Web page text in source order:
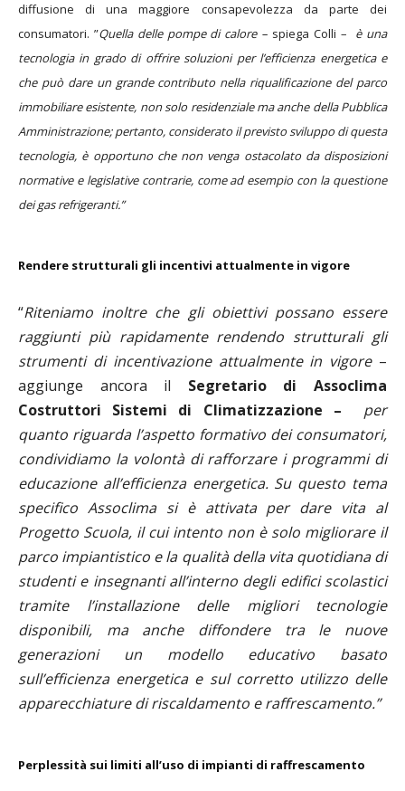
diffusione di una maggiore consapevolezza da parte dei
consumatori. ”Quella delle pompe di calore – spiega Colli –
è una
tecnologia in grado di offrire soluzioni per l’efficienza energetica e
che può dare un grande contributo nella riqualificazione del parco
immobiliare esistente, non solo residenziale ma anche della Pubblica
Amministrazione; pertanto, considerato il previsto sviluppo di questa
tecnologia, è opportuno che non venga ostacolato da disposizioni
normative e legislative contrarie, come ad esempio con la questione
dei gas refrigeranti.”
Rendere strutturali gli incentivi attualmente in vigore
“Riteniamo inoltre che gli obiettivi possano essere
raggiunti più rapidamente rendendo strutturali gli
strumenti di incentivazione attualmente in vigore–
aggiunge ancora il Segretario di Assoclima
Costruttori Sistemi di Climatizzazione –
per
quanto riguarda l’aspetto formativo dei consumatori,
condividiamo la volontà di rafforzare i programmi di
educazione all’efficienza energetica. Su questo tema
specifico Assoclima si è attivata per dare vita al
Progetto Scuola, il cui intento non è solo migliorare il
parco impiantistico e la qualità della vita quotidiana di
studenti e insegnanti all’interno degli edifici scolastici
tramite l’installazione delle migliori tecnologie
disponibili, ma anche diffondere tra le nuove
generazioni un modello educativo basato
sull’efficienza energetica e sul corretto utilizzo delle
apparecchiature di riscaldamento e raffrescamento.”
Perplessità sui limiti all’uso di impianti di raffrescamento